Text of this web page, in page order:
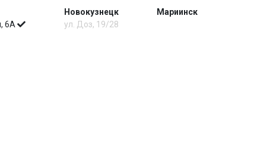
6А
Новокузнецк
ул. Доз, 19/28
Мариинск